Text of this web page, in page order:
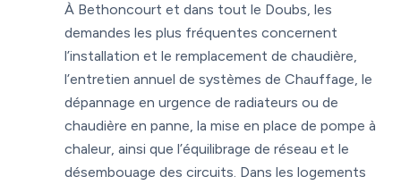
À Bethoncourt et dans tout le Doubs, les
demandes les plus fréquentes concernent
l’installation et le remplacement de chaudière,
l’entretien annuel de systèmes de Chauffage, le
dépannage en urgence de radiateurs ou de
chaudière en panne, la mise en place de pompe à
chaleur, ainsi que l’équilibrage de réseau et le
désembouage des circuits. Dans les logements